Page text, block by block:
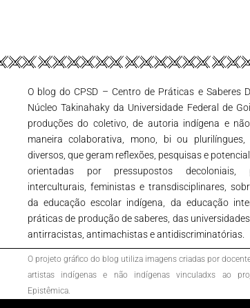
O blog do CPSD – Centro de Práticas e Saberes
Núcleo Takinahaky da Universidade Federal de
produções do coletivo, de autoria indígena e
maneira colaborativa, mono, bi ou plurilíngues,
diversos, que geram reflexões, pesquisas e
orientadas por pressupostos decoloniais,
interculturais, feministas e transdisciplinares,
da educação escolar indígena, da educação
práticas de produção de saberes, das
antirracistas, antimachistas e antidiscriminatórias.
O projeto gráfico do blog utiliza imagens criadas por
artistas indígenas e não indígenas vinculadxs ao
Epistêmica.